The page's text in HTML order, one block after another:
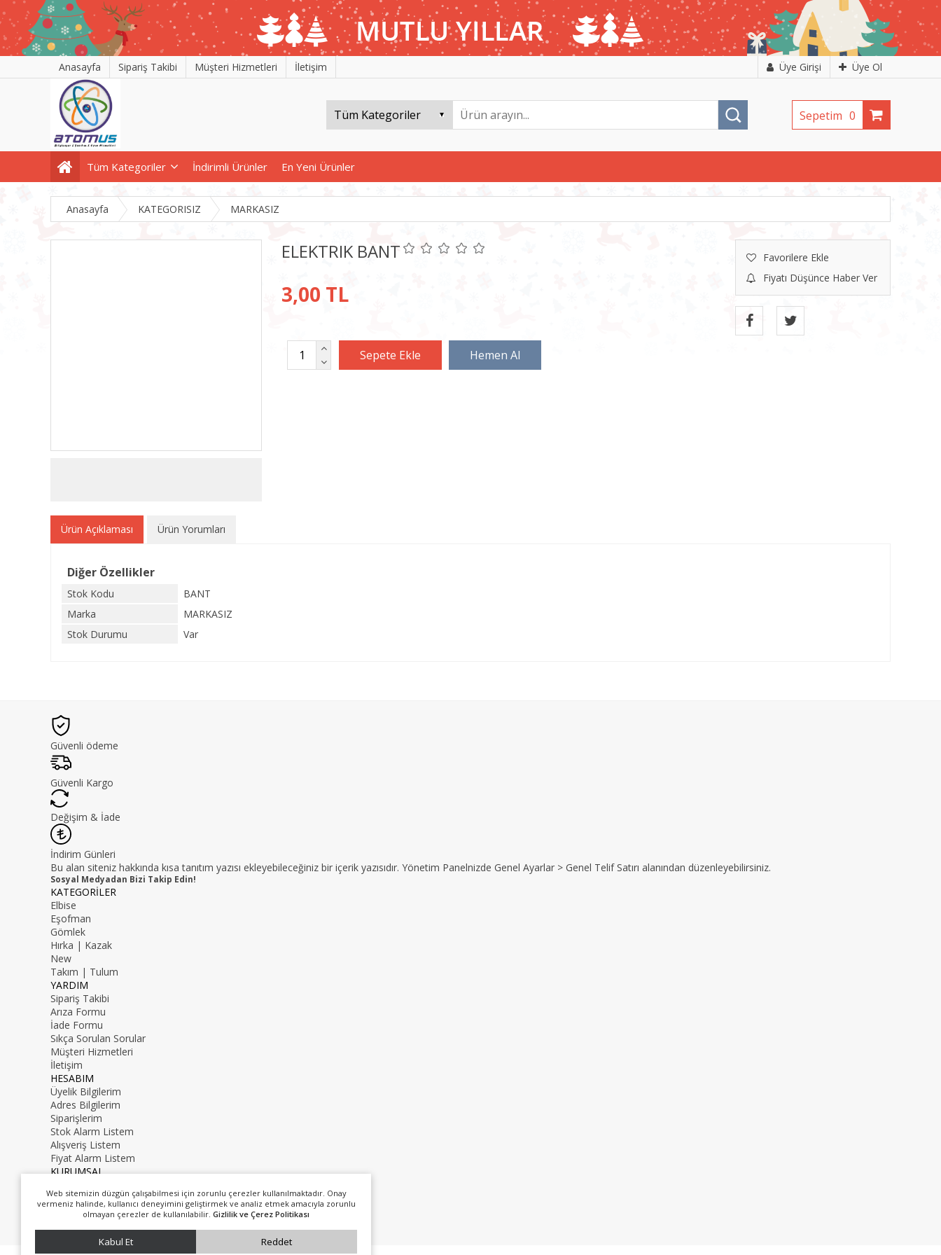
Anasayfa Sipariş Takibi Müşteri Hizmetleri İletişim Üye Girişi Üye Ol
Sepetim 0
Tüm Kategoriler İndirimli Ürünler En Yeni Ürünler
Web sitemizin düzgün çalışabilmesi için zorunlu çerezler kullanılmaktadır. Onay
vermeniz halinde, kullanıcı deneyimini geliştirmek ve analiz etmek amacıyla zorunlu
olmayan çerezler de kullanılabilir. Gizlilik ve Çerez Politikası
Kabul Et Reddet
Anasayfa KATEGORISIZ MARKASIZ
ELEKTRIK BANT
Favorilere Ekle
Fiyatı Düşünce Haber Ver
3,00 TL
Ürün Açıklaması Ürün Yorumları
Diğer Özellikler
Stok Kodu
BANT
Marka
MARKASIZ
Stok Durumu
Var
Güvenli ödeme
Güvenli Kargo
Değişim & İade
İndirim Günleri
Bu alan siteniz hakkında kısa tanıtım yazısı ekleyebileceğiniz bir içerik yazısıdır. Yönetim Panelnizde Genel Ayarlar > Genel Telif Satırı alanından düzenleyebilirsiniz.
Sosyal Medyadan Bizi Takip Edin!
KATEGORİLER
Elbise
Eşofman
Gömlek
Hırka | Kazak
New
Takım | Tulum
YARDIM
Sipariş Takibi
Arıza Formu
İade Formu
Sıkça Sorulan Sorular
Müşteri Hizmetleri
İletişim
HESABIM
Üyelik Bilgilerim
Adres Bilgilerim
Siparişlerim
Stok Alarm Listem
Alışveriş Listem
Fiyat Alarm Listem
KURUMSAL
Hakkımızda
0216 000 00 00